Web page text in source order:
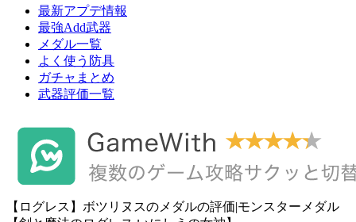
最新アプデ情報
最強Add武器
メダル一覧
よく使う防具
ガチャまとめ
武器評価一覧
【ログレス】ボツリヌスのメダルの評価|モンスターメダル